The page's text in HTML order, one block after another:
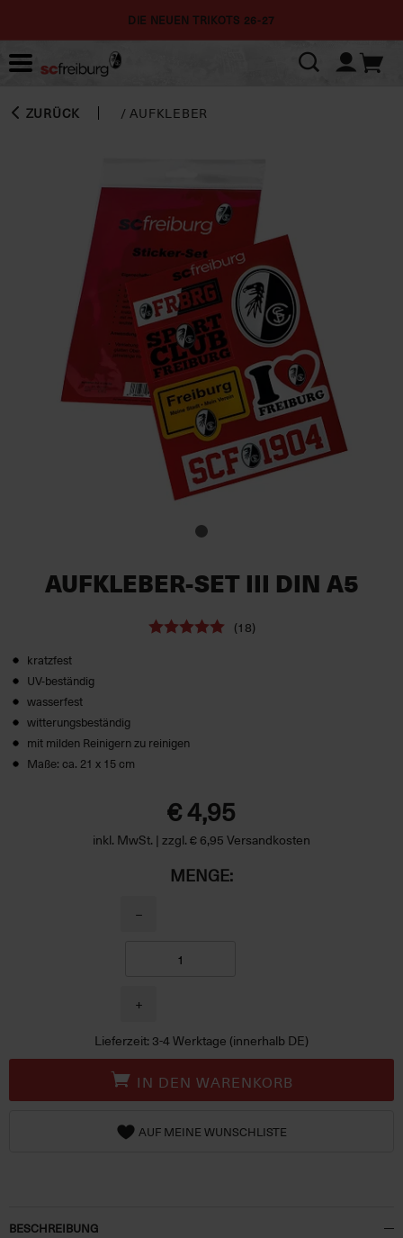
DIE NEUEN TRIKOTS 26-27
ZURÜCK /AUFKLEBER
AUFKLEBER-SET III DIN A5
(18)
kratzfest
UV-beständig
wasserfest
witterungsbeständig
mit milden Reinigern zu reinigen
Maße: ca. 21 x 15 cm
€ 4,95
inkl. MwSt. | zzgl. € 6,95 Versandkosten
MENGE:
−
+
Lieferzeit: 3-4 Werktage (innerhalb DE)
IN DEN WARENKORB
AUF MEINE WUNSCHLISTE
BESCHREIBUNG